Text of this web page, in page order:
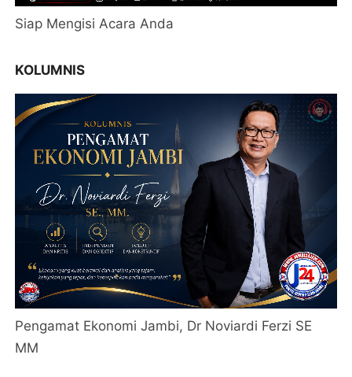
Siap Mengisi Acara Anda
KOLUMNIS
Pengamat Ekonomi Jambi, Dr Noviardi Ferzi SE
MM